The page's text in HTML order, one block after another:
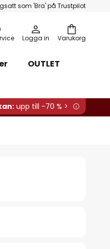
som 'Bra' på Trustpilot
Varukorg
Logga in
OUTLET
upp till -70 % >